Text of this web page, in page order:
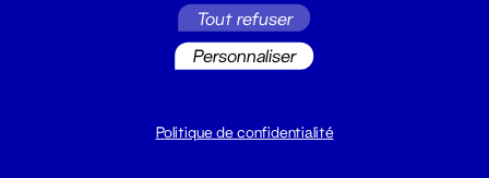
Du lundi au vendredi 14h → 18h
Tout refuser
Personnaliser
Politique de confidentialité